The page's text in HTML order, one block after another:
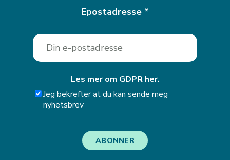
Epostadresse *
Les mer om GDPR her.
Jeg bekrefter at du kan sende meg
nyhetsbrev
ABONNER